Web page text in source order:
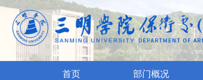
首页 部门概况